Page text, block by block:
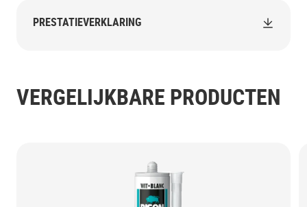
PRESTATIEVERKLARING
VERGELIJKBARE PRODUCTEN